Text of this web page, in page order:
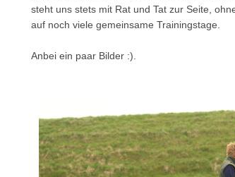
steht uns stets mit Rat und Tat zur Seite,
auf noch viele gemeinsame Trainingstage.
Anbei ein paar Bilder :).